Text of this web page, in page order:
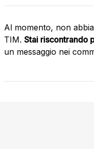
Al momento, non
TIM. Stai riscontrando
un messaggio nei